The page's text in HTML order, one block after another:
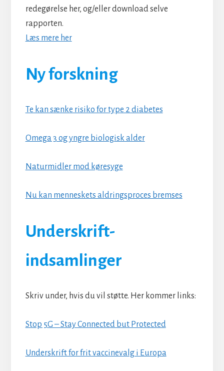
redegørelse her, og/eller download selve
rapporten.
Læs mere her
Ny forskning
Te kan sænke risiko for type 2 diabetes
Omega 3 og yngre biologisk alder
Naturmidler mod køresyge
Nu kan menneskets aldringsproces bremses
Underskrift-
indsamlinger
Skriv under, hvis du vil støtte. Her kommer links:
Stop 5G – Stay Connected but Protected
Underskrift for frit vaccinevalg i Europa